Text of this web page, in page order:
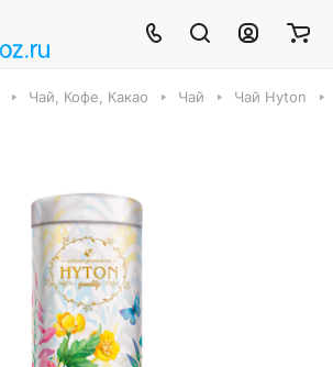
Чай, Кофе, Какао Чай Чай Hyton